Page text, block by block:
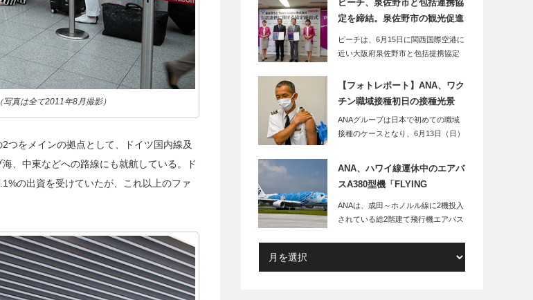
真は全て2011年8月撮影）
つをメインの拠点として、ドイツ国内線及
、中東などへの路線にも就航している。ド
の出資を受けていたが、これ以上のファ
ピーチ、泉佐野市と包括連携協
定を締結。泉佐野市の観光促進
などポストコロナの地方創生を
強化へ
ピーチは、6月15日に関西国際空港に
近い大阪府泉佐野市と包括提携協定
【フォトレポート】ANA、ワク
チン職域接種初日の接種光景
ANAグループは日本で初めての職域
接種のケースとなり、6月13日（日）
ANA、ハワイ線運休中のエアバ
スA380型機「FLYING
HONU」、倍率150倍の遊覧フ
ライトを実施
ANAは、成田～ホノルル線に2機投入
されている総2階建て飛行機エアバス